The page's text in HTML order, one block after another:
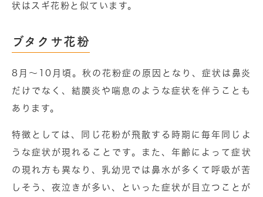
状はスギ花粉と似ています。
ブタクサ花粉
8⽉〜10⽉頃。秋の花粉症の原因となり、症状は⿐炎
だけでなく、結膜炎や喘息のような症状を伴うことも
あります。
特徴としては、同じ花粉が飛散する時期に毎年同じよ
うな症状が現れることです。また、年齢によって症状
の現れ⽅も異なり、乳幼児では⿐⽔が多くて呼吸が苦
しそう、夜泣きが多い、といった症状が目立つことが